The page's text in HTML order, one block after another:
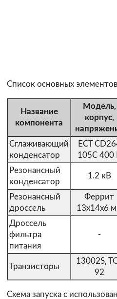
Список основных
Название
компонента
Модель,
корпус,
Сглаживающий
конденсатор
ECT
105C 400
Резонансный
конденсатор
1.2 кВ
Резонансный
дроссель
Феррит
13х14х6
Дроссель
фильтра
питания
-
Транзисторы
13002S,
92
Схема запуска с